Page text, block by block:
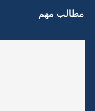
مطالب مهم